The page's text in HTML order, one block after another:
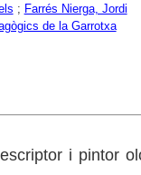
; Farrés Nierga, Jordi
de la Garrotxa
i pintor